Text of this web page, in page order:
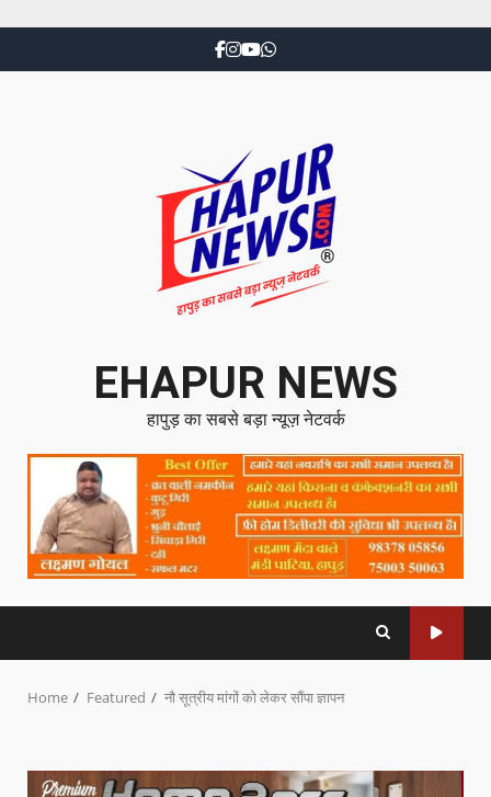
EHAPUR NEWS
हापुड़ का सबसे बड़ा न्यूज़ नेटवर्क
Home Featured नौ सूत्रीय मांगों को लेकर सौंपा ज्ञापन